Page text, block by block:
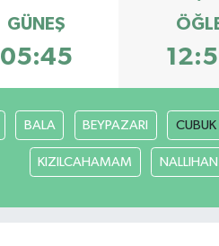
GÜNEŞ
05:45
BALA BEYPAZARI CUBUK
KIZILCAHAMAM NALLIHAN